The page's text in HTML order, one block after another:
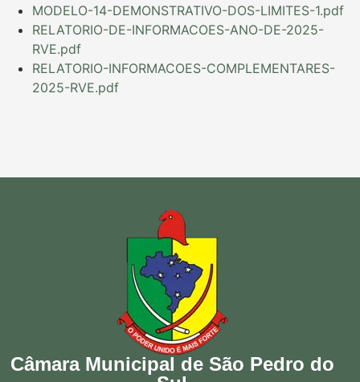
MODELO-14-DEMONSTRATIVO-DOS-LIMITES-1.pdf
RELATORIO-DE-INFORMACOES-ANO-DE-2025-
RVE.pdf
RELATORIO-INFORMACOES-COMPLEMENTARES-
2025-RVE.pdf
Câmara Municipal de São Pedro do